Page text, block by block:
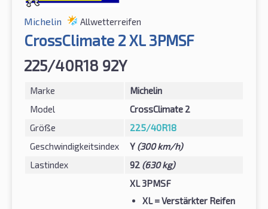
Michelin Allwetterreifen
CrossClimate 2 XL 3PMSF
225/40R18 92Y
Marke
Michelin
Model
CrossClimate 2
Größe
225/40R18
Geschwindigkeitsindex
Y (300 km/h)
Lastindex
92 (630 kg)
XL 3PMSF
XL= Verstärkter Reifen